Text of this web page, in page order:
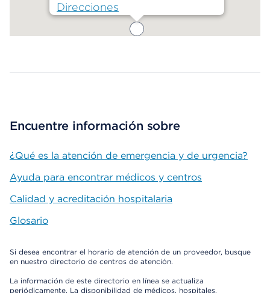
Direcciones
Encuentre información sobre
¿Qué es la atención de emergencia y de urgencia?
Ayuda para encontrar médicos y centros
Calidad y acreditación hospitalaria
Glosario
Si desea encontrar el horario de atención de un proveedor, busque
en nuestro directorio de centros de atención.
La información de este directorio en línea se actualiza
periódicamente. La disponibilidad de médicos, hospitales,